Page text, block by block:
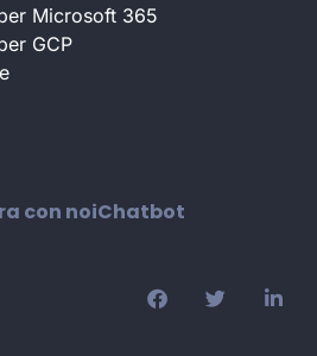
Microsoft 365
GCP
con noiChatbot